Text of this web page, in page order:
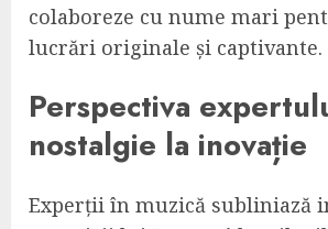
colaboreze cu nume mari
lucrări originale și captivante.
Perspectiva
nostalgie la inovație
Experții în muzică subliniază